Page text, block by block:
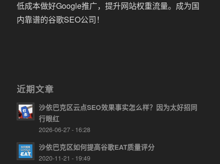
低成本做好Google推广，提升网站权重流量。成为国
内靠谱的谷歌SEO公司！
近期文章
沙依巴克区云点SEO效果事实怎么样？因为太好招同
行眼红
2026-06-27 - 16:28
沙依巴克区如何提高谷歌EAT质量评分
2020-11-21 - 19:49